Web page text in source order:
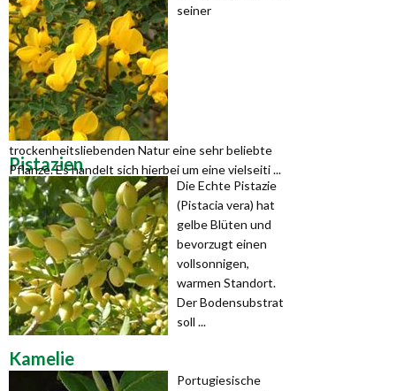
seiner
trockenheitsliebenden Natur eine sehr beliebte
Pflanze. Es handelt sich hierbei um eine vielseiti ...
Pistazien
Die Echte Pistazie
(Pistacia vera) hat
gelbe Blüten und
bevorzugt einen
vollsonnigen,
warmen Standort.
Der Bodensubstrat
soll ...
Kamelie
Portugiesische